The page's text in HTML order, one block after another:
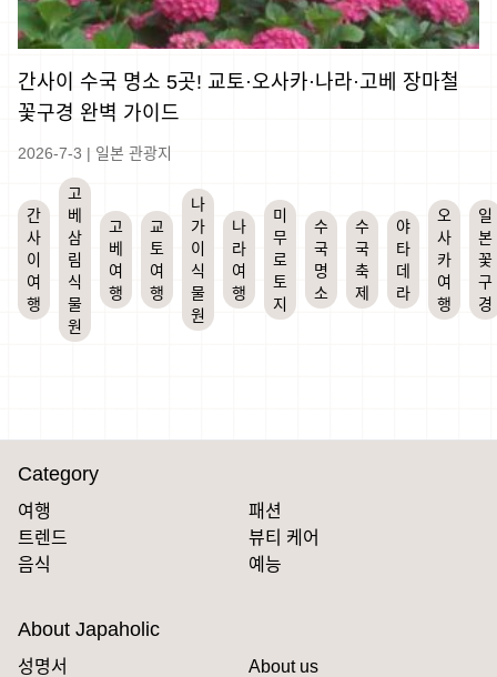
간사이 수국 명소 5곳! 교토·오사카·나라·고베 장마철
꽃구경 완벽 가이드
2026-7-3 | 일본 관광지
간
사
이
여
행
고
베
삼
림
식
물
원
고
베
여
행
교
토
여
행
나
가
이
식
물
원
나
라
여
행
미
무
로
토
지
수
국
명
소
수
국
축
제
야
타
데
라
오
사
카
여
행
일
본
꽃
구
경
Category
여행
패션
트렌드
뷰티 케어
음식
예능
About Japaholic
성명서
About us